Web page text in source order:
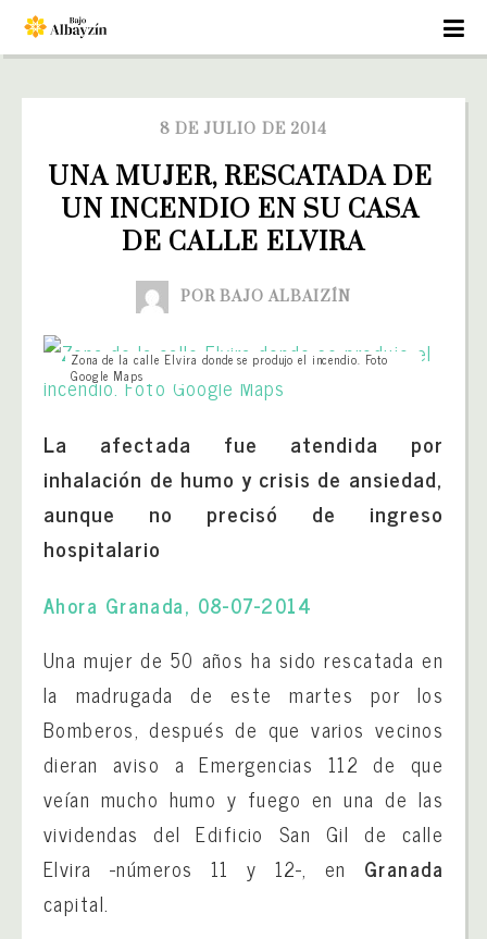
8 DE JULIO DE 2014
UNA MUJER, RESCATADA DE
UN INCENDIO EN SU CASA
DE CALLE ELVIRA
POR BAJO ALBAIZÍN
Zona de la calle Elvira donde se produjo el incendio. Foto
Google Maps
La afectada fue atendida por
inhalación de humo y crisis de ansiedad,
aunque no precisó de ingreso
hospitalario
Ahora Granada, 08-07-2014
Una mujer de 50 años ha sido rescatada en
la madrugada de este martes por los
Bomberos, después de que varios vecinos
dieran aviso a Emergencias 112 de que
veían mucho humo y fuego en una de las
vividendas del Edificio San Gil de calle
Elvira -números 11 y 12-, en Granada
capital.